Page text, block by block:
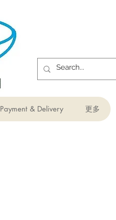
Payment & Delivery 更多